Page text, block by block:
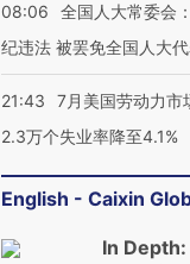
08:06
全国人大常委会
纪违法 被罢免全国人大
21:43
7月美国劳动力市
2.3万个失业率降至4.1%
English - Caixin
In